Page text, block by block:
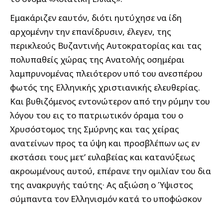
Εμακάριζεν εαυτόν, διότι ηυτύχησε να ίδη
αρχομένην την επανίδρυσιν, έλεγεν, της
περικλεούς Βυζαντινής Αυτοκρατορίας και τας
πολυπαθείς χώρας της Ανατολής οσημέραι
λαμπρυνομένας πλειότερον υπό του ανεσπέρου
φωτός της Ελληνικής χριστιανικής ελευθερίας.
Και βυθιζόμενος εντονώτερον από την ρύμην του
λόγου του εις το πατριωτικόν όραμα του ο
Χρυσόστομος της Σμύρνης και τας χείρας
ανατείνων προς τα ύψη και προσβλέπων ως εν
εκστάσει τους μετ’ ευλαβείας και κατανύξεως
ακροωμένους αυτού, επέρανε την ομιλίαν του δια
της ανακρυγής ταύτης· Ας αξιώση ο Ύψιστος
σύμπαντα τον Ελληνισμόν κατά το υποφώσκον